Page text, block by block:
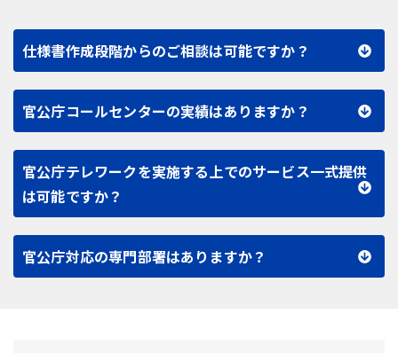
仕様書作成段階からのご相談は可能ですか？
官公庁コールセンターの実績はありますか？
官公庁テレワークを実施する上でのサービス一式提供
は可能ですか？
官公庁対応の専門部署はありますか？